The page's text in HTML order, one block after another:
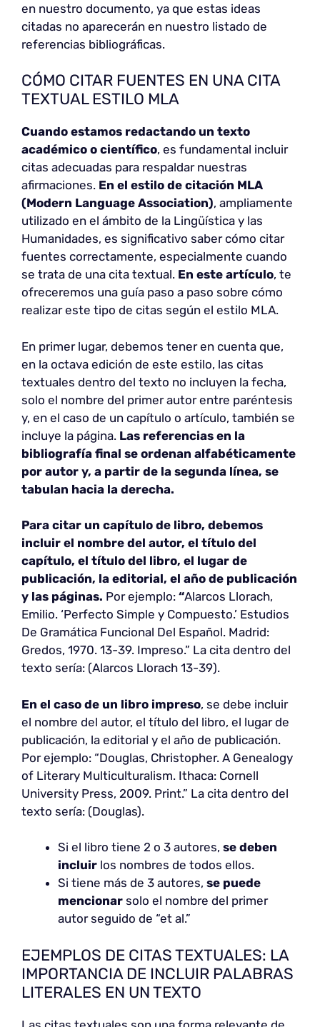
en nuestro documento, ya que estas ideas
citadas no aparecerán en nuestro listado de
referencias bibliográficas.
CÓMO CITAR FUENTES EN UNA CITA
TEXTUAL ESTILO MLA
Cuando estamos redactando un texto
académico o científico, es fundamental incluir
citas adecuadas para respaldar nuestras
afirmaciones. En el estilo de citación MLA
(Modern Language Association), ampliamente
utilizado en el ámbito de la Lingüística y las
Humanidades, es significativo saber cómo citar
fuentes correctamente, especialmente cuando
se trata de una cita textual. En este artículo, te
ofreceremos una guía paso a paso sobre cómo
realizar este tipo de citas según el estilo MLA.
En primer lugar, debemos tener en cuenta que,
en la octava edición de este estilo, las citas
textuales dentro del texto no incluyen la fecha,
solo el nombre del primer autor entre paréntesis
y, en el caso de un capítulo o artículo, también se
incluye la página. Las referencias en la
bibliografía final se ordenan alfabéticamente
por autor y, a partir de la segunda línea, se
tabulan hacia la derecha.
Para citar un capítulo de libro, debemos
incluir el nombre del autor, el título del
capítulo, el título del libro, el lugar de
publicación, la editorial, el año de publicación
y las páginas. Por ejemplo: “Alarcos Llorach,
Emilio. ‘Perfecto Simple y Compuesto.’ Estudios
De Gramática Funcional Del Español. Madrid:
Gredos, 1970. 13-39. Impreso.” La cita dentro del
texto sería: (Alarcos Llorach 13-39).
En el caso de un libro impreso, se debe incluir
el nombre del autor, el título del libro, el lugar de
publicación, la editorial y el año de publicación.
Por ejemplo: “Douglas, Christopher. A Genealogy
of Literary Multiculturalism. Ithaca: Cornell
University Press, 2009. Print.” La cita dentro del
texto sería: (Douglas).
Si el libro tiene 2 o 3 autores, se deben
incluir los nombres de todos ellos.
Si tiene más de 3 autores, se puede
mencionar solo el nombre del primer
autor seguido de “et al.”
EJEMPLOS DE CITAS TEXTUALES: LA
IMPORTANCIA DE INCLUIR PALABRAS
LITERALES EN UN TEXTO